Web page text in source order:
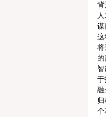
背
谋
这
将
于
融
个